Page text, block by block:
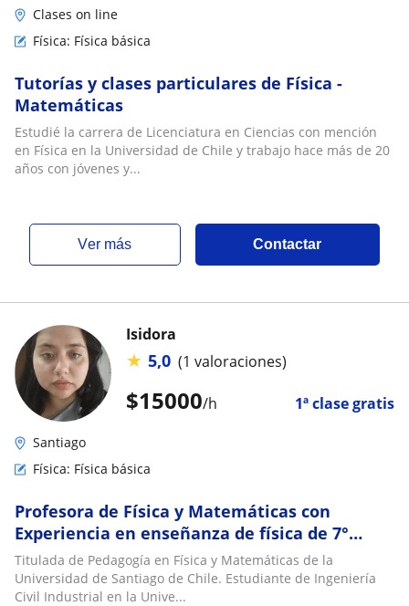
Clases on line
Física: Física básica
Tutorías y clases particulares de Física -
Matemáticas
Estudié la carrera de Licenciatura en Ciencias con mención
en Física en la Universidad de Chile y trabajo hace más de 20
años con jóvenes y...
ver más Contactar
$15000/h 1ª clase gratis
Isidora
★ 5,0 (1 valoraciones)
Santiago
Física: Física básica
Profesora de Física y Matemáticas con
Experiencia en enseñanza de física de 7°
básico a III° medio y preparación PAES
Titulada de Pedagogía en Física y Matemáticas de la
Universidad de Santiago de Chile. Estudiante de Ingeniería
Civil Industrial en la Unive...